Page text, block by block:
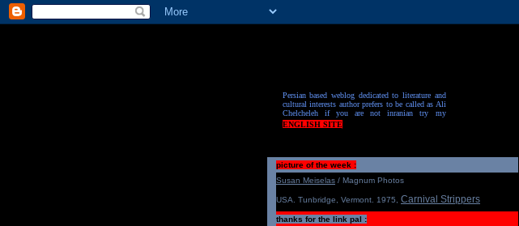
Persian based weblog dedicated to literature and
cultural interests author prefers to be called as Ali
Chelcheleh if you are not inranian try my
ENGLISH SITE
picture of the week :
Susan Meiselas / Magnum Photos
USA. Tunbridge, Vermont. 1975 Carnival Strippers
thanks for the link pal :